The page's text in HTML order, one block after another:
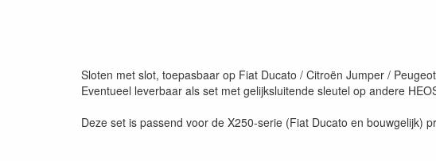
Sloten met slot, toepasbaar op Fiat Ducato / Citroën Jumper /
Eventueel leverbaar als set met gelijksluitende sleutel op andere
Deze set is passend voor de X250-serie (Fiat Ducato en bouwgelijk)